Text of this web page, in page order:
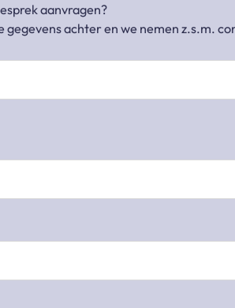
aanvragen?
gegevens achter en we nemen z.s.m.